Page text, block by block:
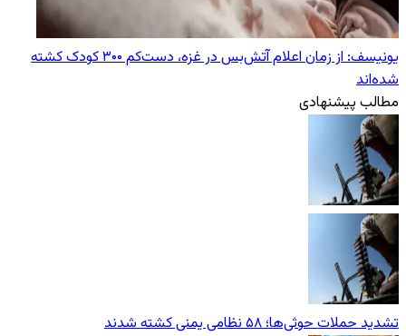
یونیسف: از زمان اعلام آتش‌بس در غزه، دست‌کم ۳۰۰ کودک کشته
شده‌اند
مطالب پیشنهادی
تشدید حملات حوثی‌ها؛ ۵۸ نظامی یمنی کشته شدند